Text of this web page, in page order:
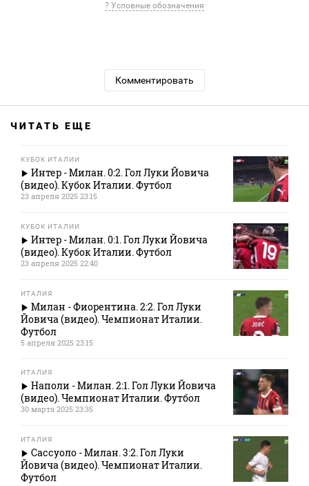
? Условные обозначения
Комментировать
ЧИТАТЬ ЕЩЕ
КУБОК ИТАЛИИ
Интер - Милан. 0:2. Гол Луки Йовича
(видео). Кубок Италии. Футбол
23 апреля 2025 23:15
КУБОК ИТАЛИИ
Интер - Милан. 0:1. Гол Луки Йовича
(видео). Кубок Италии. Футбол
23 апреля 2025 22:40
ИТАЛИЯ
Милан - Фиорентина. 2:2. Гол Луки
Йовича (видео). Чемпионат Италии.
Футбол
5 апреля 2025 23:15
ИТАЛИЯ
Наполи - Милан. 2:1. Гол Луки Йовича
(видео). Чемпионат Италии. Футбол
30 марта 2025 23:35
ИТАЛИЯ
Сассуоло - Милан. 3:2. Гол Луки
Йовича (видео). Чемпионат Италии.
Футбол